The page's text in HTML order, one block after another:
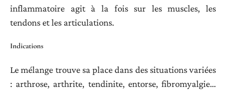
inflammatoire agit à la fois sur les muscles, les
tendons et les articulations.
Indications
Le mélange trouve sa place dans des situations variées
: arthrose, arthrite, tendinite, entorse, fibromyalgie…